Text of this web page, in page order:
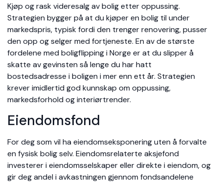
Kjøp og rask videresalg av bolig etter oppussing.
Strategien bygger på at du kjøper en bolig til under
markedspris, typisk fordi den trenger renovering, pusser
den opp og selger med fortjeneste. En av de største
fordelene med boligflipping i Norge er at du slipper å
skatte av gevinsten så lenge du har hatt
bostedsadresse i boligen i mer enn ett år. Strategien
krever imidlertid god kunnskap om oppussing,
markedsforhold og interiørtrender.
Eiendomsfond
For deg som vil ha eiendomseksponering uten å forvalte
en fysisk bolig selv. Eiendomsrelaterte aksjefond
investerer i eiendomsselskaper eller direkte i eiendom, og
gir deg andel i avkastningen gjennom fondsandelene